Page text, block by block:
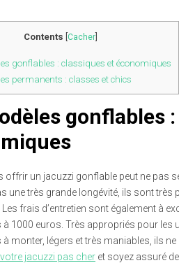
Contents Cacher
gonflables : classiques et économiques
permanents : classes et chics
gonflables
offrir un jacuzzi gonflable peut ne pas
une très grande longévité, ils sont très
Les frais d’entretien sont également à
à 1000 euros. Très appropriés pour les
à monter, légers et très maniables, ils
jacuzzi pas cher et soyez assuré